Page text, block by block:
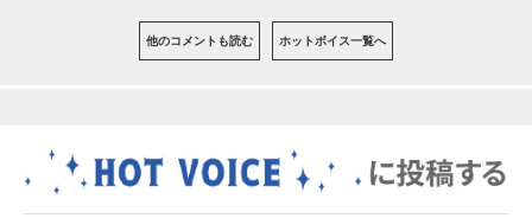
他のコメントも読む ホットボイス一覧へ